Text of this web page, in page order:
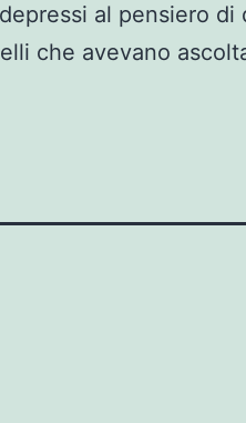
al pensiero di
che avevano